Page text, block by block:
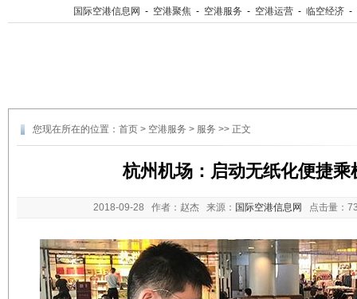
国际空港信息网 - 空港聚焦 - 空港服务 - 空港运营 - 临空经济 -
您现在所在的位置： 首页 > 空港服务 > 服务 >> 正文
杭州机场：启动无纸化便捷乘
2018-09-28 作者：赵杰 来源： 国际空港信息网 点击量：